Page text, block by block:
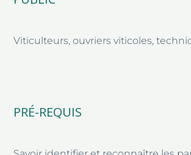
Viticulteurs, ouvriers viticoles,
PRÉ-REQUIS